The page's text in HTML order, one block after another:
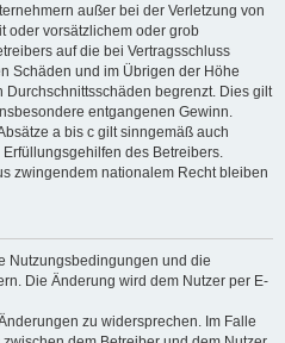
außer bei der Verletzung von
oder vorsätzlichem oder grob
auf die bei Vertragsschluss
Schäden und im Übrigen der Höhe
Durchschnittsschäden begrenzt. Dies gilt
entgangenen Gewinn.
a bis c gilt sinngemäß auch
des Betreibers.
zwingendem nationalem Recht bleiben
Nutzungsbedingungen und die
Die Änderung wird dem Nutzer per E-
zu widersprechen. Im Falle